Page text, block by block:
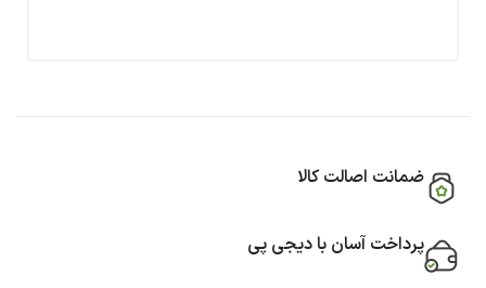
ضمانت اصالت کالا
پرداخت آسان با دیجی پی